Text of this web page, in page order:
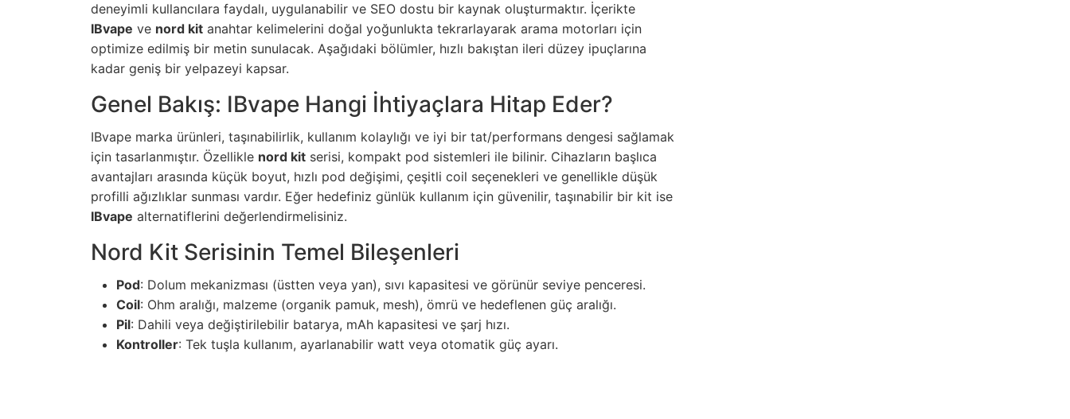
deneyimli kullancılara faydalı, uygulanabilir ve SEO dostu bir kaynak oluşturmaktır. İçerikte
IBvape ve nord kit anahtar kelimelerini doğal yoğunlukta tekrarlayarak arama motorları için
optimize edilmiş bir metin sunulacak. Aşağıdaki bölümler, hızlı bakıştan ileri düzey ipuçlarına
kadar geniş bir yelpazeyi kapsar.
Genel Bakış: IBvape Hangi İhtiyaçlara Hitap Eder?
IBvape marka ürünleri, taşınabilirlik, kullanım kolaylığı ve iyi bir tat/performans dengesi sağlamak
için tasarlanmıştır. Özellikle nord kit serisi, kompakt pod sistemleri ile bilinir. Cihazların başlıca
avantajları arasında küçük boyut, hızlı pod değişimi, çeşitli coil seçenekleri ve genellikle düşük
profilli ağızlıklar sunması vardır. Eğer hedefiniz günlük kullanım için güvenilir, taşınabilir bir kit ise
IBvape alternatiflerini değerlendirmelisiniz.
Nord Kit Serisinin Temel Bileşenleri
Pod: Dolum mekanizması (üstten veya yan), sıvı kapasitesi ve görünür seviye penceresi.
Coil: Ohm aralığı, malzeme (organik pamuk, mesh), ömrü ve hedeflenen güç aralığı.
Pil: Dahili veya değiştirilebilir batarya, mAh kapasitesi ve şarj hızı.
Kontroller: Tek tuşla kullanım, ayarlanabilir watt veya otomatik güç ayarı.